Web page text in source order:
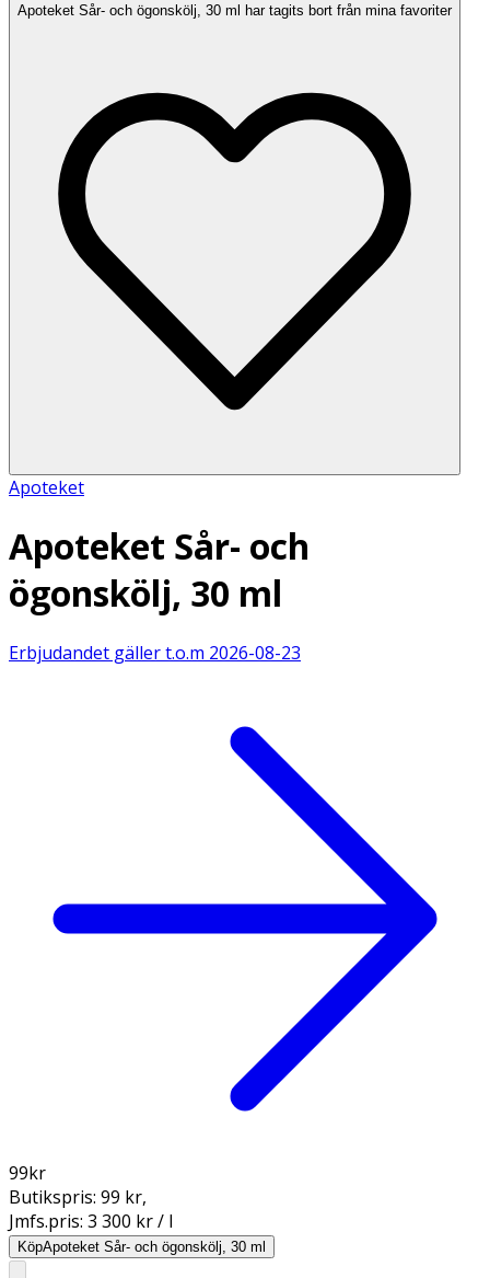
Apoteket Sår- och ögonskölj, 30 ml har tagits bort från mina favoriter
Apoteket
Apoteket Sår- och
ögonskölj, 30 ml
Erbjudandet gäller t.o.m 2026-08-23
99kr
Butikspris: 99 kr,
Jmfs.pris: 3 300 kr / l
KöpApoteket Sår- och ögonskölj, 30 ml